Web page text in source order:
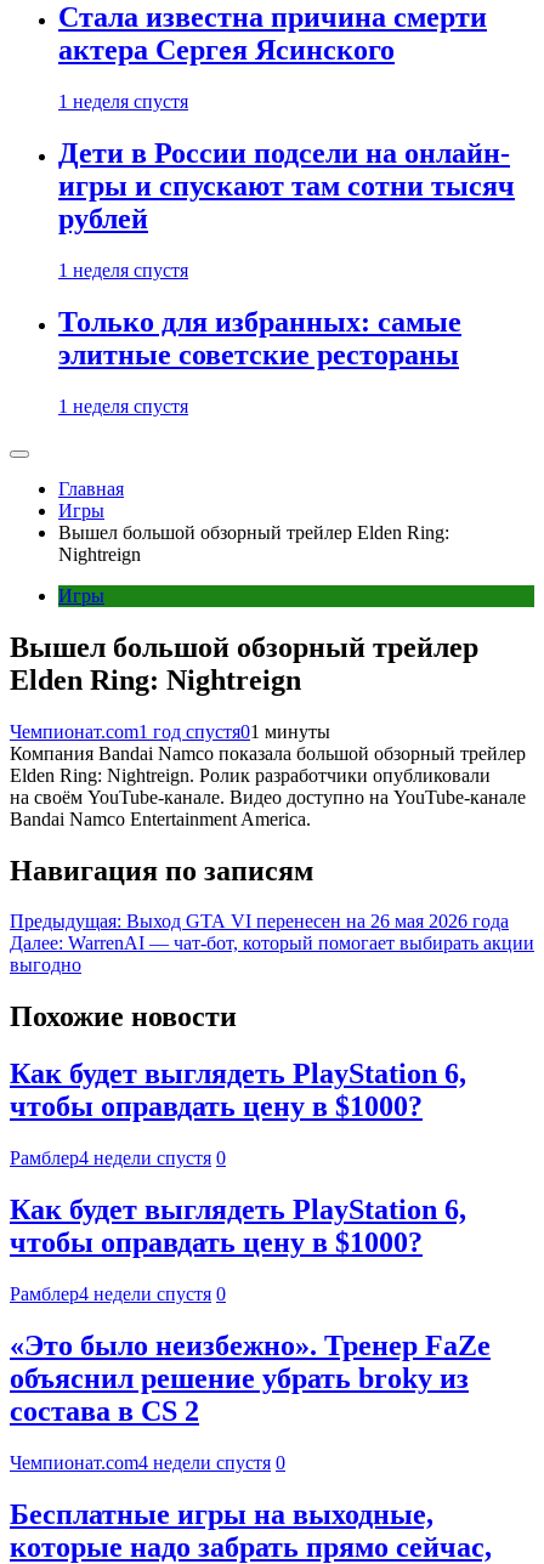
Стала известна причина смерти
актера Сергея Ясинского
1 неделя спустя
Дети в России подсели на онлайн-
игры и спускают там сотни тысяч
рублей
1 неделя спустя
Только для избранных: самые
элитные советские рестораны
1 неделя спустя
Главная
Игры
Вышел большой обзорный трейлер Elden Ring:
Nightreign
Игры
Вышел большой обзорный трейлер
Elden Ring: Nightreign
Чемпионат.com1 год спустя01 минуты
Компания Bandai Namco показала большой обзорный трейлер
Elden Ring: Nightreign. Ролик разработчики опубликовали
на своём YouTube-канале. Видео доступно на YouTube-канале
Bandai Namco Entertainment America.
Навигация по записям
Предыдущая: Выход GTA VI перенесен на 26 мая 2026 года
Далее: WarrenAI — чат-бот, который помогает выбирать акции
выгодно
Похожие новости
Как будет выглядеть PlayStation 6,
чтобы оправдать цену в $1000?
Рамблер4 недели спустя 0
Как будет выглядеть PlayStation 6,
чтобы оправдать цену в $1000?
Рамблер4 недели спустя 0
«Это было неизбежно». Тренер FaZe
объяснил решение убрать broky из
состава в CS 2
Чемпионат.com4 недели спустя 0
Бесплатные игры на выходные,
которые надо забрать прямо сейчас,